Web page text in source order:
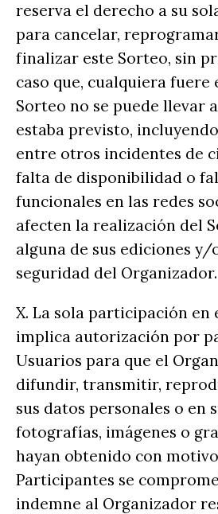
reserva el derecho a su
para cancelar,
finalizar este Sorteo, sin
caso que, cualquiera fuere
Sorteo no se puede llevar
estaba previsto,
entre otros incidentes de
falta de disponibilidad o
funcionales en las redes
afecten la realización del
alguna de sus ediciones
seguridad del Organizador.
X. La sola participación en
implica autorización por
Usuarios para que el
difundir, transmitir,
sus datos personales o en
fotografías, imágenes o
hayan obtenido con
Participantes se
indemne al Organizador